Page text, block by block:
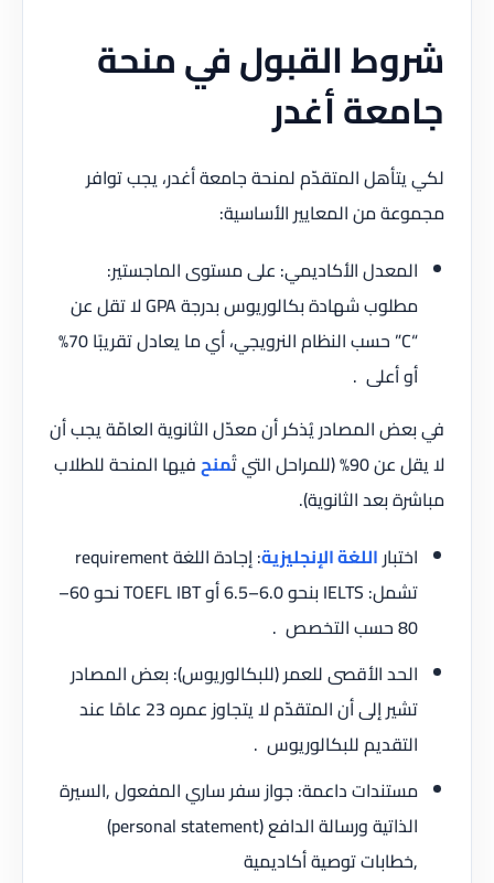
شروط القبول في منحة
جامعة أغدر
لكي يتأهل المتقدّم لمنحة جامعة أغدر، يجب توافر
مجموعة من المعايير الأساسية:
المعدل الأكاديمي: على مستوى الماجستير:
مطلوب شهادة بكالوريوس بدرجة GPA لا تقل عن
“C” حسب النظام النرويجي، أي ما يعادل تقريبًا 70%
أو أعلى .
في بعض المصادر يُذكر أن معدّل الثانوية العامّة يجب أن
لا يقل عن 90% (للمراحل التي تُ
منحفيها المنحة للطلاب
مباشرة بعد الثانوية).
اختباراللغة الإنجليزية
: إجادة اللغة requirement
تشمل: IELTS بنحو 6.0–6.5 أو TOEFL IBT نحو 60–
80 حسب التخصص .
الحد الأقصى للعمر (للبكالوريوس): بعض المصادر
تشير إلى أن المتقدّم لا يتجاوز عمره 23 عامًا عند
التقديم للبكالوريوس .
مستندات داعمة: جواز سفر ساري المفعول ,السيرة
الذاتية ورسالة الدافع (personal statement)
,خطابات توصية أكاديمية